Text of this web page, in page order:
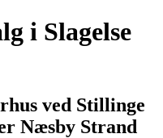
i Slagelse
ved Stillinge
Næsby Strand